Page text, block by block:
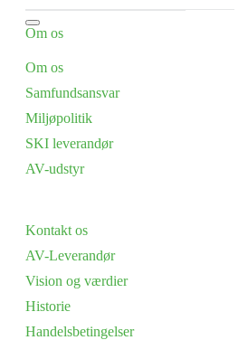
Om os
Om os
Samfundsansvar
Miljøpolitik
SKI leverandør
AV-udstyr
Kontakt os
AV-Leverandør
Vision og værdier
Historie
Handelsbetingelser